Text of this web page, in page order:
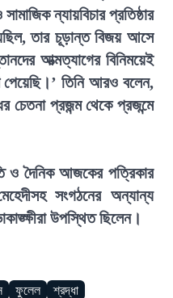
ন্যায়বিচার প্রতিষ্ঠার
তার চূড়ান্ত বিজয় আসে
আত্মত্যাগের বিনিময়েই
তিনি আরও বলেন,
চেতনা প্রজন্ম থেকে প্রজন্মে
ও দৈনিক আজকের পত্রিকার
সংগঠনের অন্যান্য
উপস্থিত ছিলেন।
ফুলেল শ্রদ্ধা